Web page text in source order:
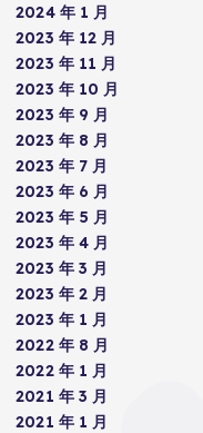
2024 年 1 月
2023 年 12 月
2023 年 11 月
2023 年 10 月
2023 年 9 月
2023 年 8 月
2023 年 7 月
2023 年 6 月
2023 年 5 月
2023 年 4 月
2023 年 3 月
2023 年 2 月
2023 年 1 月
2022 年 8 月
2022 年 1 月
2021 年 3 月
2021 年 1 月